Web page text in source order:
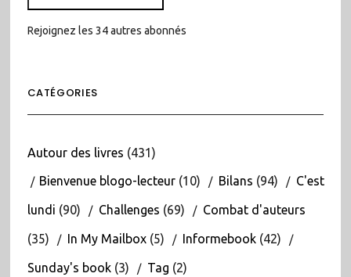
Rejoignez les 34 autres abonnés
CATÉGORIES
Autour des livres (431)
Bienvenue blogo-lecteur(10) Bilans (94) C'est
lundi (90) Challenges (69) Combat d'auteurs
(35) In My Mailbox(5) Informebook(42)
Sunday's book(3) Tag (2)